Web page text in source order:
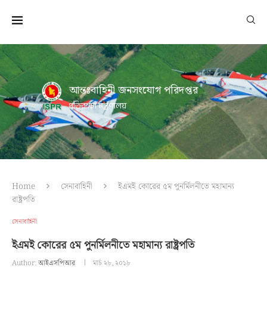
আন্তঃবাহিনী জনসংযোগ পরিদপ্তর
প্রতিরক্ষা মন্ত্রণালয়
Home সেনাবাহিনী
ইএমই কোরের ৫ম পুনর্মিলনীতে মহামান্য
রাষ্ট্রপতি
সেনাবাহিনী
ইএমই কোরের ৫ম পুনর্মিলনীতে মহামান্য রাষ্ট্রপতি
Author:আইএসপিআর মার্চ ২৮, ২০১৮